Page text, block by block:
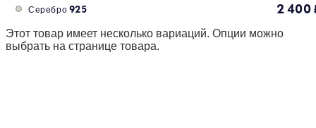
Серебро 925 2 400
Этот товар имеет несколько вариаций. Опции можно
выбрать на странице товара.